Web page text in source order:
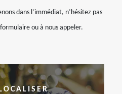
dans l’immédiat, n’hésitez pas
ou à nous appeler.